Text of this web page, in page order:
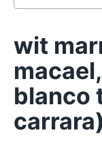
wit
blanco
carrara)